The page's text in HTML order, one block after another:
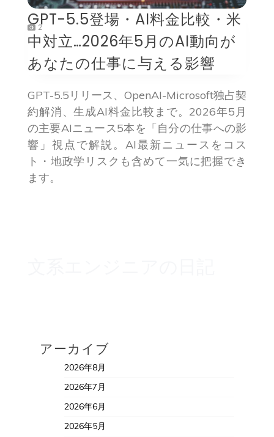
2
GPT-5.5登場・AI料金比較・米
中対立…2026年5月のAI動向が
あなたの仕事に与える影響
GPT-5.5リリース、OpenAI-Microsoft独占契
約解消、生成AI料金比較まで。2026年5月
の主要AIニュース5本を「自分の仕事への影
響」視点で解説。AI最新ニュースをコス
ト・地政学リスクも含めて一気に把握でき
ます。
アーカイブ
2026年8月
2026年7月
2026年6月
2026年5月